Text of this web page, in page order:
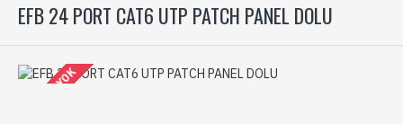
EFB 24 PORT CAT6 UTP PATCH PANEL DOLU
STOKTA YOK